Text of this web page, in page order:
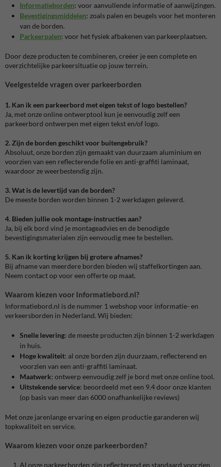
Informatieborden: voor aanvullende informatie of aanwijzingen.
Bevestigingsmiddelen: zoals palen en beugels voor het monteren
van de borden.
Parkeerpalen: voor het fysiek afbakenen van parkeerplaatsen.
Door deze producten te combineren, creëer je een complete en
overzichtelijke parkeersituatie op jouw terrein.
Veelgestelde vragen over parkeerborden
1. Kan ik een parkeerbord met eigen tekst of logo bestellen?
Ja, met onze online ontwerptool kun je eenvoudig zelf een
parkeerbord ontwerpen met eigen tekst en/of logo.
2. Zijn de borden geschikt voor buitengebruik?
Absoluut, onze borden zijn gemaakt van duurzaam aluminium en
voorzien van een reflecterende folie en anti-graffiti laminaat,
waardoor ze weerbestendig zijn.
3. Wat is de levertijd van de borden?
De meeste borden worden binnen 1-2 werkdagen geleverd.
4. Bieden jullie ook montage-instructies aan?
Ja, bij elk bord vind je montageadvies en de benodigde
bevestigingsmaterialen zijn eenvoudig mee te bestellen.
5. Kan ik korting krijgen bij grotere afnames?
Bij afname van meerdere borden bieden wij staffelkortingen aan.
Neem contact op voor een offerte op maat.
Waarom kiezen voor Informatiebord.nl?
Informatiebord.nl is de nummer 1 webshop voor informatie- en
verkeersborden in Nederland. Wij bieden:
Snelle levering: de meeste producten zijn binnen 1-2 werkdagen
in huis.
Hoge kwaliteit: al onze borden zijn duurzaam, reflecterend en
voorzien van een anti-graffiti laminaat.
Maatwerk: ontwerp eenvoudig zelf je bord met onze online tool.
Uitstekende service: beoordeeld met een 9.4 door onze klanten
(op basis van meer dan 6000 onafhankelijke reviews)
Met onze jarenlange ervaring en eigen productie garanderen wij
topkwaliteit en service.
Waarom kiezen voor onze parkeerborden?
Al onze parkeerborden zijn reflecterend en standaard voorzien